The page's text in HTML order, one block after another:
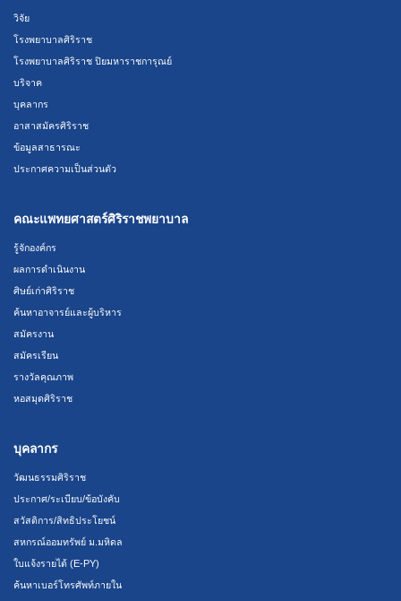
วิจัย
โรงพยาบาลศิริราช
โรงพยาบาลศิริราช ปิยมหาราชการุณย์
บริจาค
บุคลากร
อาสาสมัครศิริราช
ข้อมูลสาธารณะ
ประกาศความเป็นส่วนตัว
คณะแพทยศาสตร์ศิริราชพยาบาล
รู้จักองค์กร
ผลการดำเนินงาน
ศิษย์เก่าศิริราช
ค้นหาอาจารย์และผู้บริหาร
สมัครงาน
สมัครเรียน
รางวัลคุณภาพ
หอสมุดศิริราช
บุคลากร
วัฒนธรรมศิริราช
ประกาศ/ระเบียบ/ข้อบังคับ
สวัสดิการ/สิทธิประโยชน์
สหกรณ์ออมทรัพย์ ม.มหิดล
ใบแจ้งรายได้ (E-PY)
ค้นหาเบอร์โทรศัพท์ภายใน